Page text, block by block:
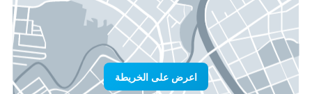
اعرض على الخريطة